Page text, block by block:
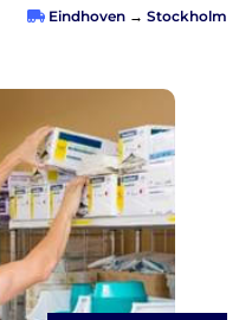
Eindhoven → Stockholm